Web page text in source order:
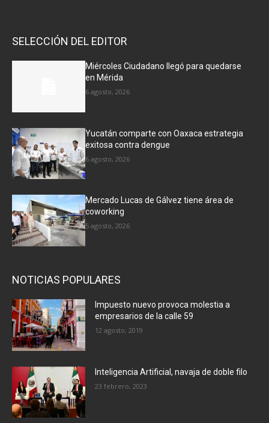
SELECCIÓN DEL EDITOR
Miércoles Ciudadano llegó para quedarse
en Mérida
6 agosto, 2026
Yucatán comparte con Oaxaca estrategia
exitosa contra dengue
6 agosto, 2026
Mercado Lucas de Gálvez tiene área de
coworking
5 agosto, 2026
NOTICIAS POPULARES
Impuesto nuevo provoca molestia a
empresarios de la calle 59
12 agosto, 2019
Inteligencia Artificial, navaja de doble filo
23 febrero, 2023